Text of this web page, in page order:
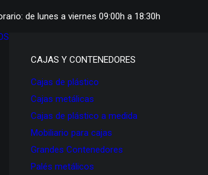
de lunes a viernes 09:00h a 18:30h
CAJAS Y CONTENEDORES
Cajas de plástico
Cajas metálicas
Cajas de plástico a medida
Mobiliario para cajas
Grandes Contenedores
Palés metálicos